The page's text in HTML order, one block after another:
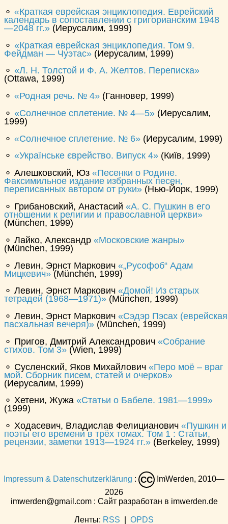
⚬
Краткая еврейская энциклопедия. Еврейский
календарь в сопоставлении с григорианским 1948
—2048 гг.
(Иерусалим, 1999)
⚬
Краткая еврейская энциклопедия. Том 9.
Фейдман — Чуэтас
(Иерусалим, 1999)
⚬
Л. Н. Толстой и Ф. А. Желтов. Переписка
(Ottawa, 1999)
⚬
Родная речь. № 4
(Ганновер, 1999)
⚬
Солнечное сплетение. № 4—5
(Иерусалим,
1999)
⚬
Солнечное сплетение. № 6
(Иерусалим, 1999)
⚬
Українське єврейство. Випуск 4
(Київ, 1999)
⚬ Алешковский, Юз
Песенки о Родине.
Факсимильное издание избранных песен,
переписанных автором от руки
(Нью-Йорк, 1999)
⚬ Грибановский, Анастасий
А. С. Пушкин в его
отношении к религии и православной церкви
(München, 1999)
⚬ Лайко, Александр
Московские жанры
(München, 1999)
⚬ Левин, Эрнст Маркович
„Русофоб“ Адам
Мицкевич
(München, 1999)
⚬ Левин, Эрнст Маркович
Домой! Из старых
тетрадей (1968—1971)
(München, 1999)
⚬ Левин, Эрнст Маркович
Сэдэр Пэсах (еврейская
пасхальная вечеря)
(München, 1999)
⚬ Пригов, Дмитрий Александрович
Собрание
стихов. Том 3
(Wien, 1999)
⚬ Сусленский, Яков Михайлович
Перо моё – враг
мой. Сборник писем, статей и очерков
(Иерусалим, 1999)
⚬ Хетени, Жужа
Статьи о Бабеле. 1981—1999
(1999)
⚬ Ходасевич, Владислав Фелицианович
Пушкин и
поэты его времени в трёх томах. Том 1 : Статьи,
рецензии, заметки 1913—1924 гг.
(Berkeley, 1999)
Impressum & Datenschutzerklärung : CC
ImWerden, 2010—
2026
imwerden@gmail.com : Сайт разработан в imwerden.de
Ленты: RSS OPDS